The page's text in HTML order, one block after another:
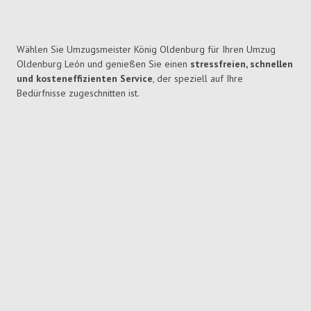
Wählen Sie Umzugsmeister König Oldenburg für Ihren Umzug
Oldenburg León und genießen Sie einen stressfreien, schnellen
und kosteneffizienten Service, der speziell auf Ihre
Bedürfnisse zugeschnitten ist.